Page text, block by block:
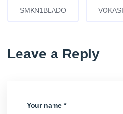
SMKN1BLADO VOKASI
Leave a Reply
Your name *